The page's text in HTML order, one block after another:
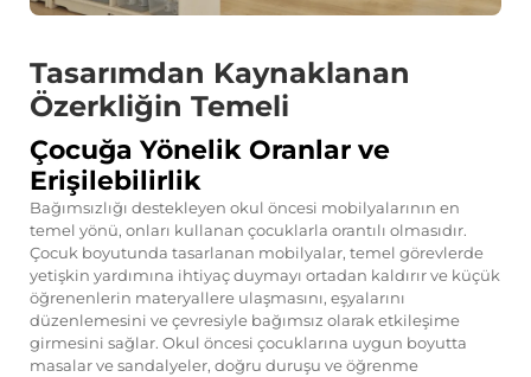
Tasarımdan Kaynaklanan
Özerkliğin Temeli
Çocuğa Yönelik Oranlar ve
Erişilebilirlik
Bağımsızlığı destekleyen okul öncesi mobilyalarının en
temel yönü, onları kullanan çocuklarla orantılı olmasıdır.
Çocuk boyutunda tasarlanan mobilyalar, temel görevlerde
yetişkin yardımına ihtiyaç duymayı ortadan kaldırır ve küçük
öğrenenlerin materyallere ulaşmasını, eşyalarını
düzenlemesini ve çevresiyle bağımsız olarak etkileşime
girmesini sağlar. Okul öncesi çocuklarına uygun boyutta
masalar ve sandalyeler, doğru duruşu ve öğrenme